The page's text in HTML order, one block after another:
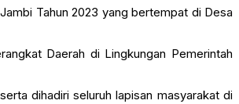
Tahun 2023 yang bertempat di Desa
Daerah di Lingkungan Pemerintah
dihadiri seluruh lapisan masyarakat di